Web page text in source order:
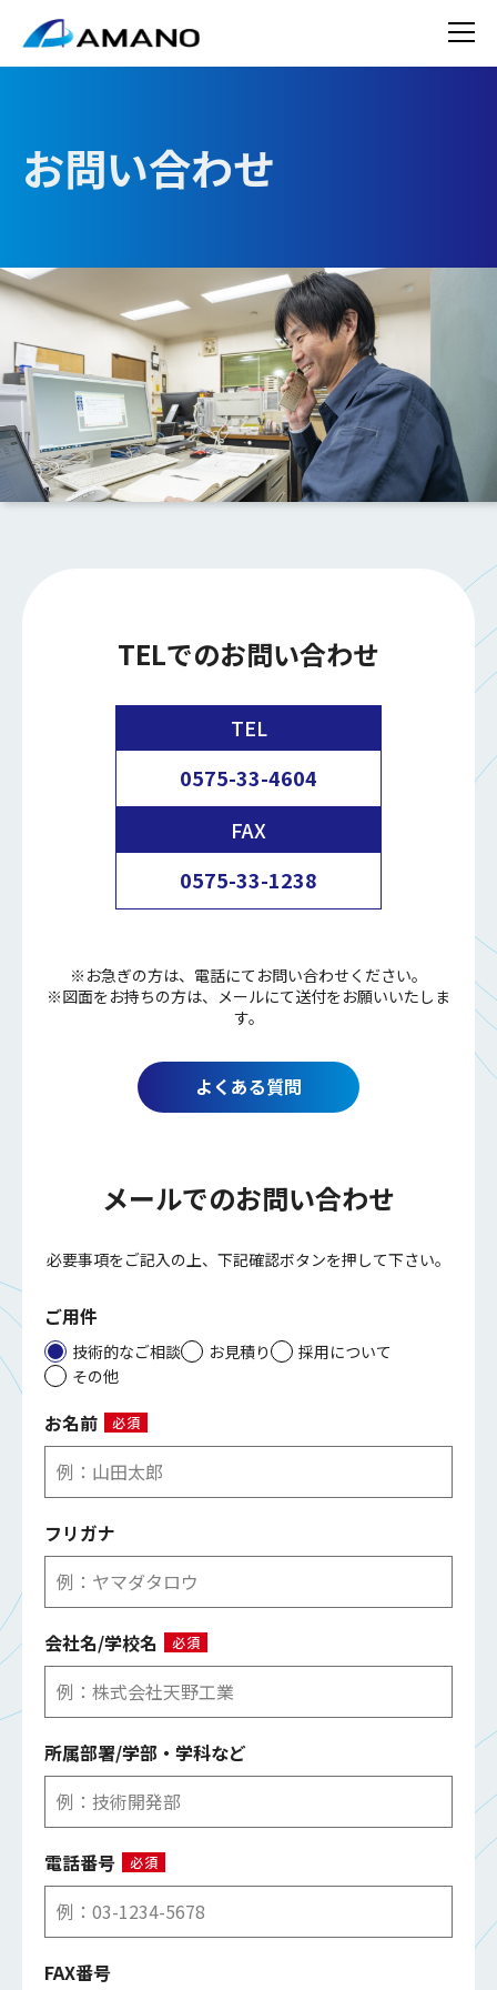
お問い合わせ
TELでのお問い合わせ
TEL
0575-33-4604
FAX
0575-33-1238
※お急ぎの方は、電話にてお問い合わせください。
※図面をお持ちの方は、メールにて送付をお願いいたしま
す。
よくある質問
メールでのお問い合わせ
必要事項をご記入の上、下記確認ボタンを押して下さい。
ご用件
技術的なご相談 お見積り
採用について
その他
お名前 必須
フリガナ
会社名/学校名 必須
所属部署/学部・学科など
電話番号 必須
FAX番号